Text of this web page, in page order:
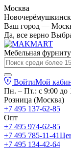
Москва
Ваш город —
Да, все верно
Мебельная
ВойтиМой
Пн. – Пт.: с 9:00 до
Розница (Москва)
+7 495 137-62-85
Опт
+7 495 974-62-85
+7 495 785-11-41
+7 495 134-42-64